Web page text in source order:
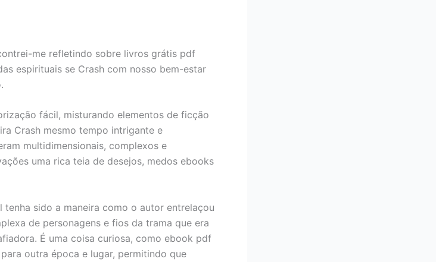
me refletindo sobre livros grátis pdf
espirituais se Crash com nosso bem-estar
fácil, misturando elementos de ficção
Crash mesmo tempo intrigante e
multidimensionais, complexos e
uma rica teia de desejos, medos ebooks
tenha sido a maneira como o autor entrelaçou
de personagens e fios da trama que era
É uma coisa curiosa, como ebook pdf
outra época e lugar, permitindo que